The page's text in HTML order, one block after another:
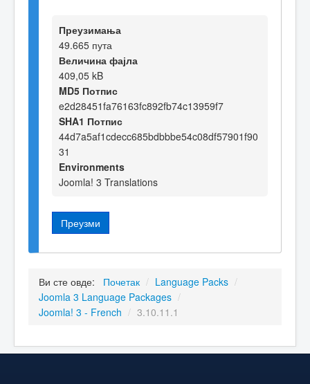
Преузимања
49.665 пута
Величина фајла
409,05 kB
MD5 Потпис
e2d28451fa76163fc892fb74c13959f7
SHA1 Потпис
44d7a5af1cdecc685bdbbbe54c08df57901f90
31
Environments
Joomla! 3 Translations
Преузми
Ви сте овде: Почетак / Language Packs /
Joomla 3 Language Packages /
Joomla! 3 - French / 3.10.11.1